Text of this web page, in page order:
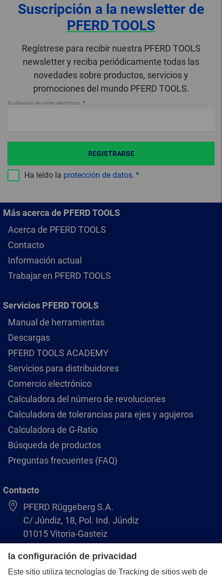
Suscripción a la newsletter de
PFERD TOOLS
Regístrese para recibir nuestra PFERD TOOLS
newsletter y reciba periódicamente todas las
novedades sobre productos, servicios y
promociones del mundo PFERD TOOLS.
Su dirección de correo electrónico
Ha leído la protección de datos.
REGISTRARSE
Más acerca de PFERD TOOLS
Acerca de PFERD TOOLS
Contacto
Información actual
Trabajar en PFERD TOOLS
Servicios PFERD TOOLS
Manual de herramientas
Descargas
PFERD TOOLS ACADEMY
Servicios para distribuidores
Comercio electrónico
Calculadora del número de revoluciones
Calculadora de tolerancias para ejes y agujeros
Calculadora de G-Ratio
Búsqueda de productos
Preguntas frecuentes (FAQ)
Contacto
PFERD Rüggeberg S.A.
C/ Júndiz, 18, Pol. Ind. Júndiz
01015 Vitoria-Gasteiz
+34 945 184 400